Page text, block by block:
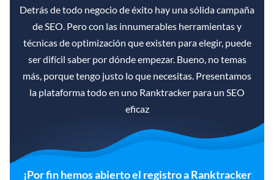
Detrás de todo negocio de éxito hay una sólida campaña
de SEO. Pero con las innumerables herramientas y
técnicas de optimización que existen para elegir, puede
ser difícil saber por dónde empezar. Bueno, no temas
más, porque tengo justo lo que necesitas. Presentamos
la plataforma todo en uno Ranktracker para un SEO
eficaz
¡Por fin hemos abierto el registro a Ranktracker